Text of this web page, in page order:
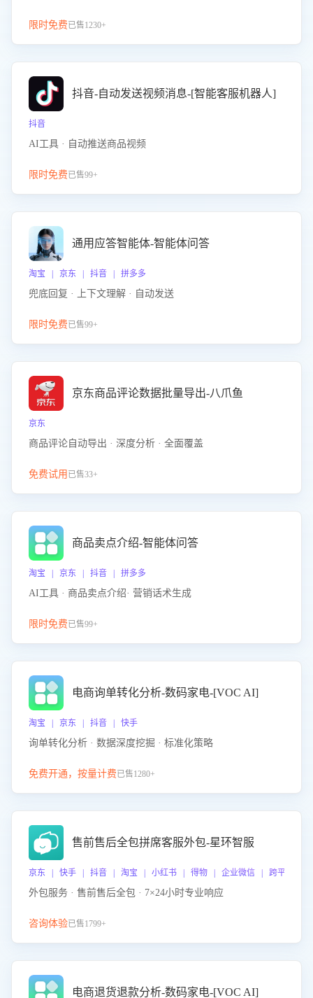
限时免费已售1230+
抖音-自动发送视频消息-[智能客服机器人]
抖音
AI工具 · 自动推送商品视频
限时免费已售99+
通用应答智能体-智能体问答
淘宝 | 京东 | 抖音 | 拼多多
兜底回复 · 上下文理解 · 自动发送
限时免费已售99+
京东商品评论数据批量导出-八爪鱼
京东
商品评论自动导出 · 深度分析 · 全面覆盖
免费试用 已售33+
商品卖点介绍-智能体问答
淘宝 | 京东 | 抖音 | 拼多多
AI工具 · 商品卖点介绍· 营销话术生成
限时免费已售99+
电商询单转化分析-数码家电-[VOC AI]
淘宝 | 京东 | 抖音 | 快手
询单转化分析 · 数据深度挖掘 · 标准化策略
免费开通，按量计费已售1280+
售前售后全包拼席客服外包-星环智服
京东 | 快手 | 抖音 | 淘宝 | 小红书 | 得物 | 企业微信 | 跨平台
外包服务 · 售前售后全包 · 7×24小时专业响应
咨询体验已售1799+
电商退货退款分析-数码家电-[VOC AI]